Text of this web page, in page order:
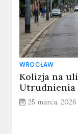
WROCŁAW
Kolizja na
Utrudnienia
25 marca, 2026